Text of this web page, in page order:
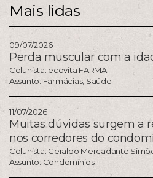
Mais lidas
09/07/2026
Perda muscular com a
Colunista: ecovita FARMA
Assunto: Farmácias, Saúde
11/07/2026
Muitas dúvidas surgem a
nos corredores do
Colunista: Geraldo Mercadante
Assunto: Condomínios